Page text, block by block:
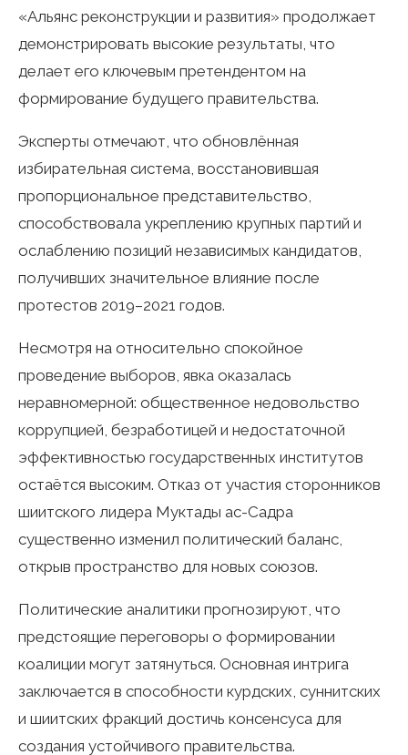
«Альянс реконструкции и развития» продолжает
демонстрировать высокие результаты, что
делает его ключевым претендентом на
формирование будущего правительства.
Эксперты отмечают, что обновлённая
избирательная система, восстановившая
пропорциональное представительство,
способствовала укреплению крупных партий и
ослаблению позиций независимых кандидатов,
получивших значительное влияние после
протестов 2019–2021 годов.
Несмотря на относительно спокойное
проведение выборов, явка оказалась
неравномерной: общественное недовольство
коррупцией, безработицей и недостаточной
эффективностью государственных институтов
остаётся высоким. Отказ от участия сторонников
шиитского лидера Муктады ас-Садра
существенно изменил политический баланс,
открыв пространство для новых союзов.
Политические аналитики прогнозируют, что
предстоящие переговоры о формировании
коалиции могут затянуться. Основная интрига
заключается в способности курдских, суннитских
и шиитских фракций достичь консенсуса для
создания устойчивого правительства.